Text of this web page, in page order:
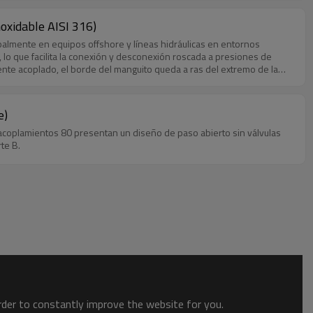
AISI 316)
en equipos offshore y líneas hidráulicas en entornos
que facilita la conexión y desconexión roscada a presiones de
acoplado, el borde del manguito queda a ras del extremo de la
80 presentan un diseño de paso abierto sin válvulas
B.
to constantly improve the website for you.